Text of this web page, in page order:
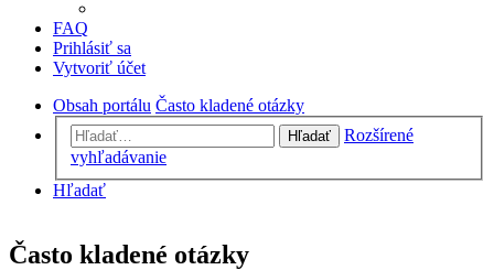
FAQ
Prihlásiť sa
Vytvoriť účet
Obsah portálu Často kladené otázky
Hľadať
Rozšírené
vyhľadávanie
Hľadať
Často kladené otázky